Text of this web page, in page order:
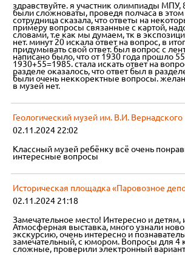
здравствуйте. я участник олимпиады МПУ,
были сложноваты, проведя полчаса в
сотрудница сказала, что ответы на
примеру вопросы связанные с картой,
словами, т.е как мы думаем, тк в
нет. минут 20 искала ответ на вопрос, в
придумывать свой ответ. был вопрос с
написано было, что от 1930 года прошло 55
1930+55=1985. стала искать ответ на
разделе оказалось, что ответ был в
были очень неккоректные вопросы.
в музей нет.
Геологический музей им. В.И. Вернадского
02.11.2024 22:02
Классный музей ребёнку всё очень
интересные вопросы
Историческая площадка «Паровозное
02.11.2024 21:18
Замечательное место! Интересно и детям,
Атмосферная выставка, много узнали
экскурсию, очень интересно и
замечательный, с юмором. Вопросы для 4
сложные, проверили электронный